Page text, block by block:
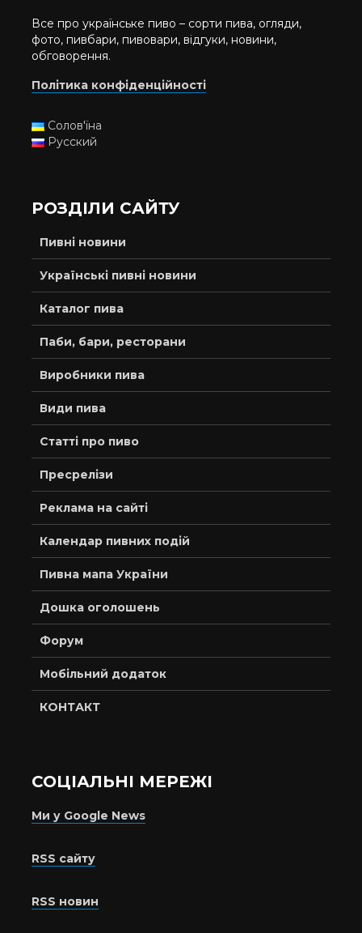
Все про українське пиво – сорти пива, огляди,
фото, пивбари, пивовари, відгуки, новини,
обговорення.
Політика конфіденційності
Солов'їна
Русский
РОЗДІЛИ САЙТУ
Пивні новини
Українські пивні новини
Каталог пива
Паби, бари, ресторани
Виробники пива
Види пива
Статті про пиво
Пресрелізи
Реклама на сайті
Календар пивних подій
Пивна мапа України
Дошка оголошень
Форум
Мобільний додаток
КОНТАКТ
СОЦІАЛЬНІ МЕРЕЖІ
Ми у Google News
RSS сайту
RSS новин